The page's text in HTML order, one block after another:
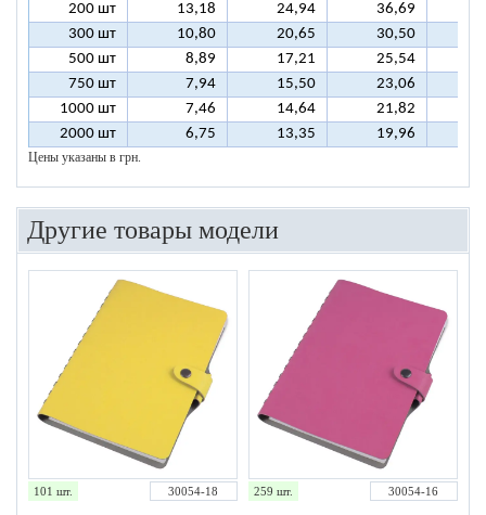
200 шт 13,18 24,94 36,69
300 шт
10,80 20,65 30,50
500 шт
8,89 17,21 25,54
750 шт
7,94 15,50 23,06
1000 шт
7,46 14,64 21,82
2000 шт
6,75 13,35 19,96
Цены указаны в грн.
Другие товары модели
101 шт. 30054-18 259 шт. 30054-16